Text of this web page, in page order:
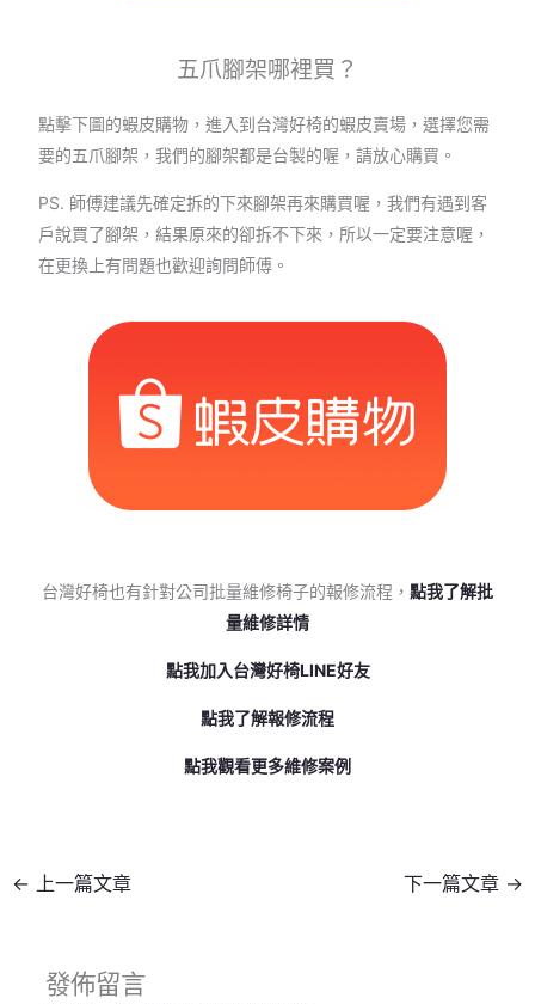
五爪腳架哪裡買？
點擊下圖的蝦皮購物，進入到台灣好椅的蝦皮賣場，選擇您需
要的五爪腳架，我們的腳架都是台製的喔，請放心購買。
PS. 師傅建議先確定拆的下來腳架再來購買喔，我們有遇到客
戶說買了腳架，結果原來的卻拆不下來，所以一定要注意喔，
在更換上有問題也歡迎詢問師傅。
台灣好椅也有針對公司批量維修椅子的報修流程， 點我了解批
量維修詳情
點我加入台灣好椅LINE好友
點我了解報修流程
點我觀看更多維修案例
← 上一篇文章 下一篇文章 →
發佈留言